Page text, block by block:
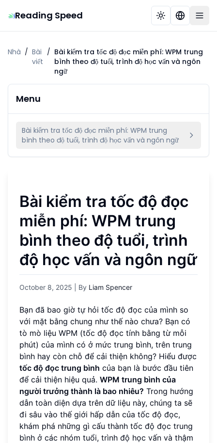
Reading Speed
Nhà / Bài
viết
/ Bài kiểm tra tốc độ đọc miễn phí: WPM trung
bình theo độ tuổi, trình độ học vấn và ngôn
ngữ
Menu
Bài kiểm tra tốc độ đọc miễn phí: WPM trung
bình theo độ tuổi, trình độ học vấn và ngôn ngữ
Bài kiểm tra tốc độ đọc
miễn phí: WPM trung
bình theo độ tuổi, trình
độ học vấn và ngôn ngữ
October 8, 2025 | By Liam Spencer
Bạn đã bao giờ tự hỏi tốc độ đọc của mình so
với mặt bằng chung như thế nào chưa? Bạn có
tò mò liệu WPM (tốc độ đọc tính bằng từ mỗi
phút) của mình có ở mức trung bình, trên trung
bình hay còn chỗ để cải thiện không? Hiểu được
tốc độ đọc trung bình của bạn là bước đầu tiên
để cải thiện hiệu quả. WPM trung bình của
người trưởng thành là bao nhiêu? Trong hướng
dẫn toàn diện dựa trên dữ liệu này, chúng ta sẽ
đi sâu vào thế giới hấp dẫn của tốc độ đọc,
khám phá những gì cấu thành tốc độ đọc trung
bình ở các nhóm tuổi, trình độ học vấn và thậm